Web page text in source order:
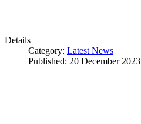
Details
Category: Latest News
Published: 20 December 2023